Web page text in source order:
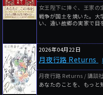
女王陛下に捧ぐ、王家の
戦争が国土を焼いた。大
い、遠い故郷の実家で目
2026年04月22日
月夜行路 Returns
月夜行路 Returns / 講談
あなたのことを、もっと